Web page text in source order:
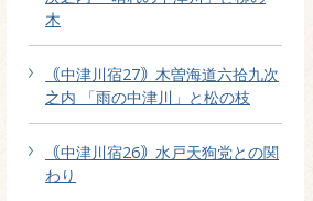
木
｟中津川宿27｠木曽海道六拾九次
之内 「雨の中津川」と松の枝
｟中津川宿26｠水戸天狗党との関
わり